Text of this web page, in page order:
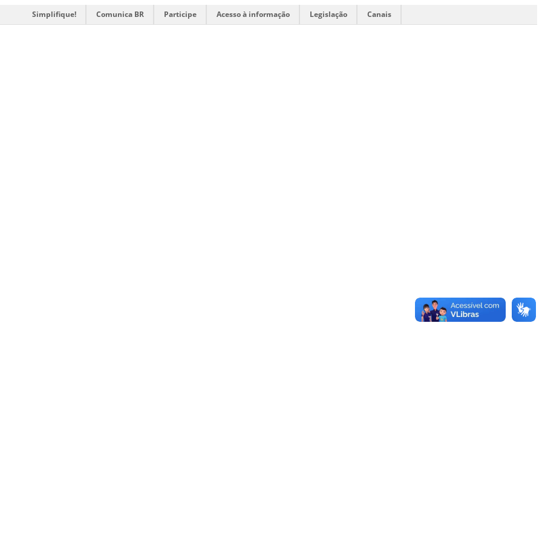
Simplifique! Comunica BR Participe Acesso à informação Legislação Canais